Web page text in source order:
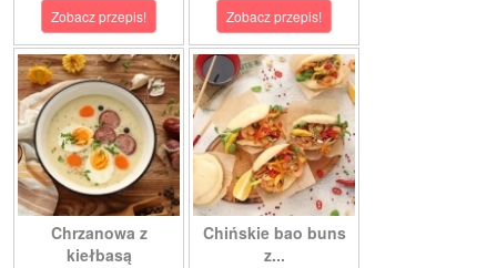
Zobacz przepis! Zobacz przepis!
Chrzanowa z
kiełbasą
Chińskie bao buns
z...